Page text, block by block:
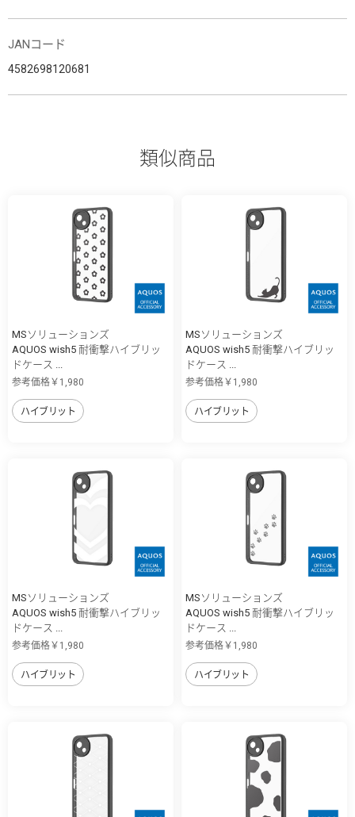
JANコード
4582698120681
類似商品
MSソリューションズ
AQUOS wish5 耐衝撃ハイブリッ
ドケース ...
参考価格￥1,980
ハイブリット
MSソリューションズ
AQUOS wish5 耐衝撃ハイブリッ
ドケース ...
参考価格￥1,980
ハイブリット
MSソリューションズ
AQUOS wish5 耐衝撃ハイブリッ
ドケース ...
参考価格￥1,980
ハイブリット
MSソリューションズ
AQUOS wish5 耐衝撃ハイブリッ
ドケース ...
参考価格￥1,980
ハイブリット